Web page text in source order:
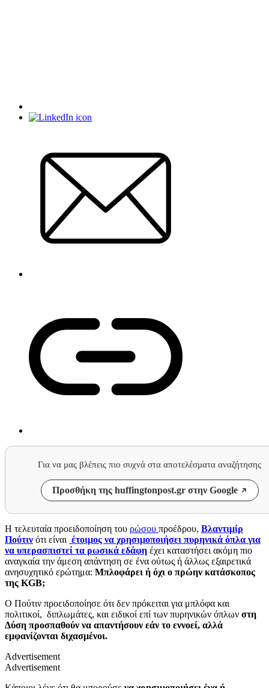
Για να μας βλέπεις πιο συχνά στα αποτελέσματα αναζήτησης
Προσθήκη της huffingtonpost.gr στην Google
Η τελευταία προειδοποίηση του ρώσου προέδρου, Βλαντιμίρ
Πούτιν ότι είναι έτοιμος να χρησιμοποιήσει πυρηνικά όπλα για
να υπερασπιστεί τα ρωσικά εδάφη έχει καταστήσει ακόμη πιο
αναγκαία την άμεση απάντηση σε ένα ούτως ή άλλως εξαιρετικά
ανησυχητικό ερώτημα: Μπλοφάρει ή όχι ο πρώην κατάσκοπος
της KGB;
Ο Πούτιν προειδοποίησε ότι δεν πρόκειται για μπλόφα και
πολιτικοί, διπλωμάτες, και ειδικοί επί των πυρηνικών όπλων στη
Δύση προσπαθούν να απαντήσουν εάν το εννοεί, αλλά
εμφανίζονται διχασμένοι.
Advertisement
Advertisement